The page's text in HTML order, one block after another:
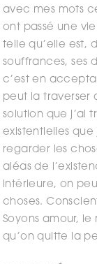
avec mes mots
ont passé une
telle qu’elle est,
souffrances, ses
c’est en
peut la traverser
solution que j’ai
existentielles que
regarder les
aléas de
intérieure, on
choses.
Soyons amour,
qu’on quitte la